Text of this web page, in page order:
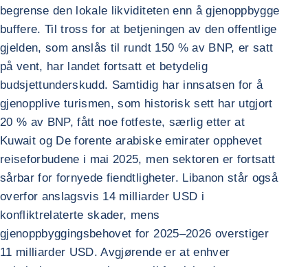
begrense den lokale likviditeten enn å gjenoppbygge
buffere. Til tross for at betjeningen av den offentlige
gjelden, som anslås til rundt 150 % av BNP, er satt
på vent, har landet fortsatt et betydelig
budsjettunderskudd. Samtidig har innsatsen for å
gjenopplive turismen, som historisk sett har utgjort
20 % av BNP, fått noe fotfeste, særlig etter at
Kuwait og De forente arabiske emirater opphevet
reiseforbudene i mai 2025, men sektoren er fortsatt
sårbar for fornyede fiendtligheter. Libanon står også
overfor anslagsvis 14 milliarder USD i
konfliktrelaterte skader, mens
gjenoppbyggingsbehovet for 2025–2026 overstiger
11 milliarder USD. Avgjørende er at enhver